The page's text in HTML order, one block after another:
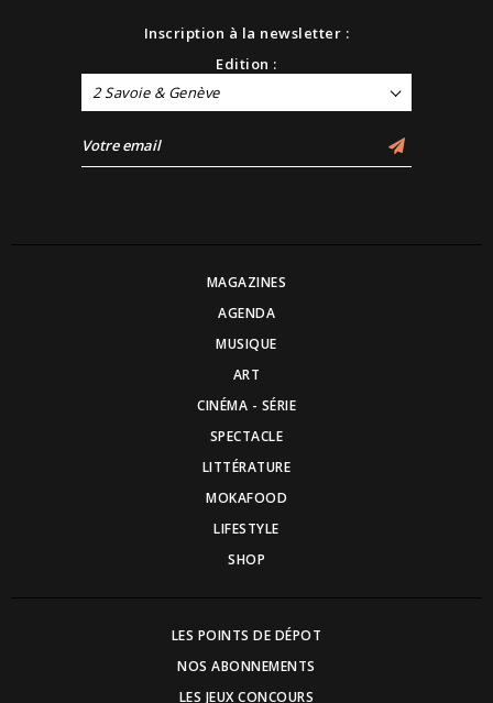
Inscription à la newsletter :
Edition :
2 Savoie & Genève
MAGAZINES
AGENDA
MUSIQUE
ART
CINÉMA - SÉRIE
SPECTACLE
LITTÉRATURE
MOKAFOOD
LIFESTYLE
SHOP
LES POINTS DE DÉPOT
NOS ABONNEMENTS
LES JEUX CONCOURS